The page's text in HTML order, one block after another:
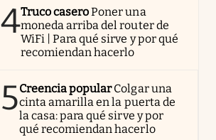
4Truco caseroPoner una
moneda arriba del router de
WiFi | Para qué sirve y por qué
recomiendan hacerlo
5Creencia popularColgar una
cinta amarilla en la puerta de
la casa: para qué sirve y por
qué recomiendan hacerlo